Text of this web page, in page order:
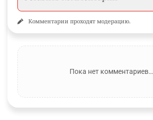
Комментарии проходят модерацию.
Пока нет комментариев…